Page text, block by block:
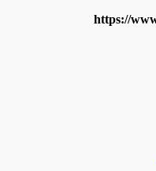
https://